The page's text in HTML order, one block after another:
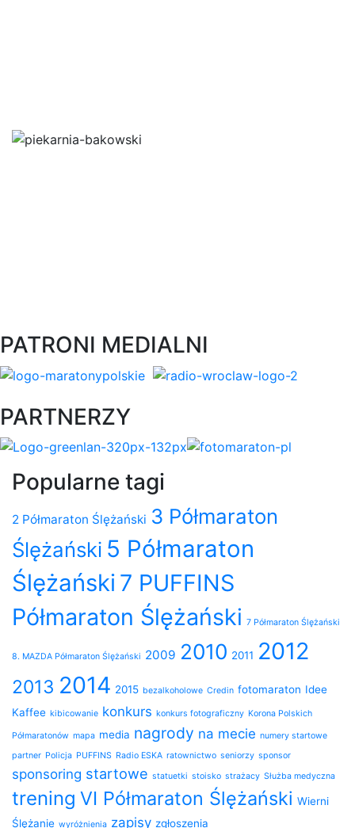
PATRONI MEDIALNI
PARTNERZY
Popularne tagi
2 Półmaraton Ślężański 3 Półmaraton
Ślężański 5 Półmaraton
Ślężański 7 PUFFINS
Półmaraton Ślężański 7 Półmaraton Ślężański
8. MAZDA Półmaraton Ślężański 2009 2010 2011 2012
2013 2014 2015 bezalkoholowe Credin fotomaraton Idee
Kaffee kibicowanie konkurs konkurs fotograficzny Korona Polskich
Półmaratonów mapa media nagrody na mecie numery startowe
partner Policja PUFFINS Radio ESKA ratownictwo seniorzy sponsor
sponsoring startowe statuetki stoisko strażacy Służba medyczna
trening VI Półmaraton Ślężański Wierni
Ślężanie wyróżnienia zapisy zgłoszenia